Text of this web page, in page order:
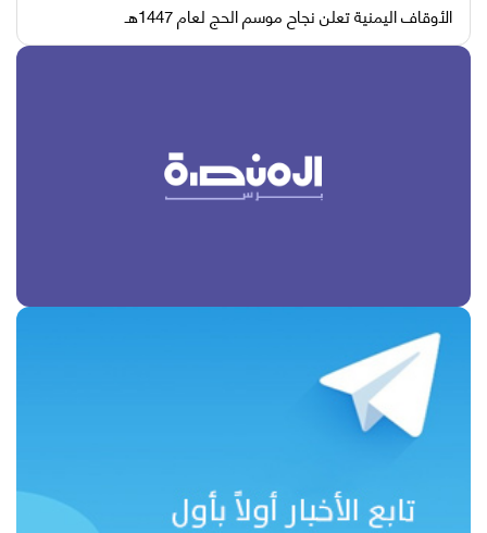
الأوقاف اليمنية تعلن نجاح موسم الحج لعام 1447هـ